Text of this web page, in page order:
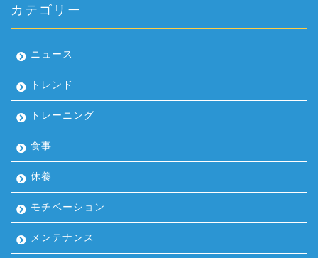
カテゴリー
ニュース
トレンド
トレーニング
食事
休養
モチベーション
メンテナンス